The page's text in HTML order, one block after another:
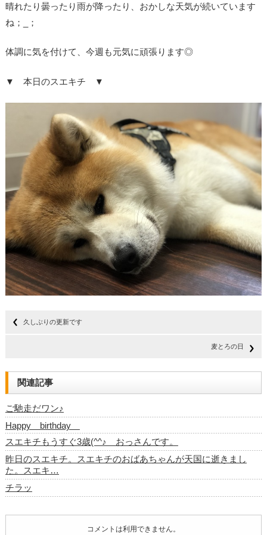
晴れたり曇ったり雨が降ったり、おかしな天気が続いています
ね；_；
体調に気を付けて、今週も元気に頑張ります◎
▼ 本日のスエキチ ▼
久しぶりの更新です
麦とろの日
関連記事
ご馳走だワン♪
Happy birthday
スエキチもうすぐ3歳(^^♪ おっさんです。
昨日のスエキチ。スエキチのおばあちゃんが天国に逝きまし
た。スエキ…
チラッ
コメントは利用できません。